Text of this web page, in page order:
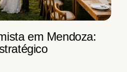
em Mendoza: